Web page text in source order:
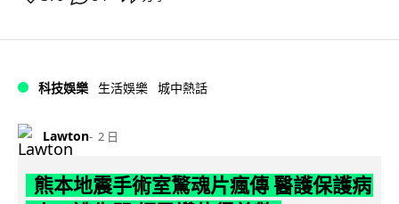
科技娛樂 生活娛樂 城中熱話
Lawton 2 日
熊本地震手術室驚魂片瘋傳 醫護保護病